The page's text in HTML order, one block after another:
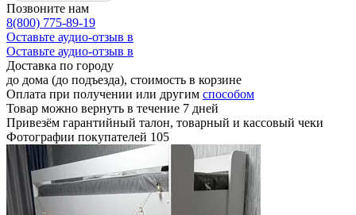
Позвоните нам
8(800) 775-89-19
Оставьте аудио-отзыв в
Оставьте аудио-отзыв в
Доставка по городу
до дома (до подъезда), стоимость в корзине
Оплата при получении или другим способом
Товар можно вернуть в течение 7 дней
Привезём гарантийный талон, товарный и кассовый чеки
Фотографии покупателей 105